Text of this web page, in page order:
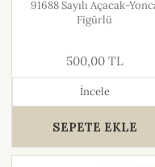
91688 Sayılı Açacak-
Figürlü
500,00 TL
İncele
SEPETE EKLE